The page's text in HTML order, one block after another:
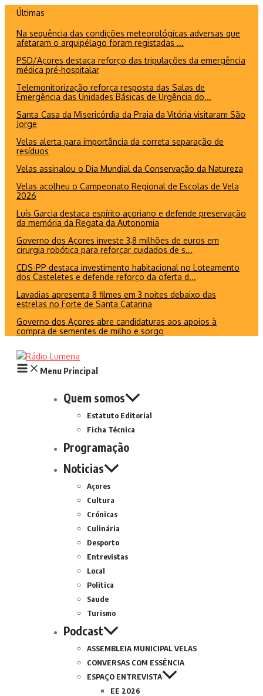
conteúdo
Últimas
Na sequência das condições meteorológicas adversas que
afetaram o arquipélago foram registadas ...
PSD/Açores destaca reforço das tripulações da emergência
médica pré-hospitalar
Telemonitorização reforça resposta das Salas de
Emergência das Unidades Básicas de Urgência do...
Santa Casa da Misericórdia da Praia da Vitória visitaram São
Jorge
Velas alerta para importância da correta separação de
resíduos
Velas assinalou o Dia Mundial da Conservação da Natureza
Velas acolheu o Campeonato Regional de Escolas de Vela
2026
Luís Garcia destaca espírito açoriano e defende preservação
da memória da Regata da Autonomia
Governo dos Açores investe 3,8 milhões de euros em
cirurgia robótica para reforçar cuidados de s...
CDS-PP destaca investimento habitacional no Loteamento
dos Casteletes e defende reforço da oferta d...
Lavadias apresenta 8 filmes em 3 noites debaixo das
estrelas no Forte de Santa Catarina
Governo dos Açores abre candidaturas aos apoios à
compra de sementes de milho e sorgo
Menu Principal
Quem somos
Estatuto Editorial
Ficha Técnica
Programação
Noticias
Açores
Cultura
Crónicas
Culinária
Desporto
Entrevistas
Local
Politica
Saude
Turismo
Podcast
ASSEMBLEIA MUNICIPAL VELAS
CONVERSAS COM ESSÊNCIA
ESPAÇO ENTREVISTA
EE 2026